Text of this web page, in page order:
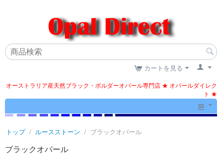
カートを見る
オーストラリア産天然ブラック・ボルダーオパール専門店 ★ オパールダイレク
ト ★
トップ / ルースストーン / ブラックオパール
ブラックオパール